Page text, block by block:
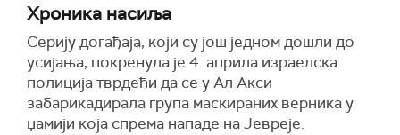
Хроника насиља
Серију догађаја, који су још једном дошли до
усијања, покренула је 4. априла израелска
полиција тврдећи да се у Ал Акси
забарикадирала група маскираних верника у
џамији која спрема нападе на Јевреје.